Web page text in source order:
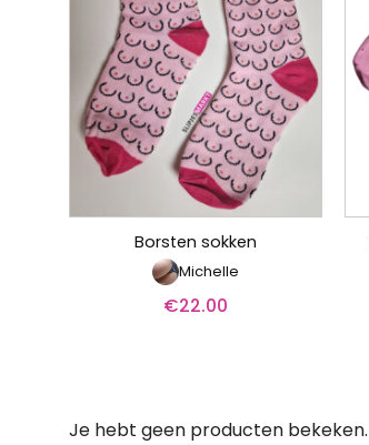
Borsten sokken
Michelle
€22.00
Je hebt geen producten bekeken.